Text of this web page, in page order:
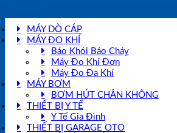
MÁY DÒ CÁP
MÁY ĐO KHÍ
Báo Khói Báo Cháy
Máy Đo Khí Đơn
Máy Đo Đa Khí
MÁY BƠM
BƠM HÚT CHÂN KHÔNG
THIẾT BỊ Y TẾ
Y Tế Gia Đình
THIẾT BỊ GARAGE OTO